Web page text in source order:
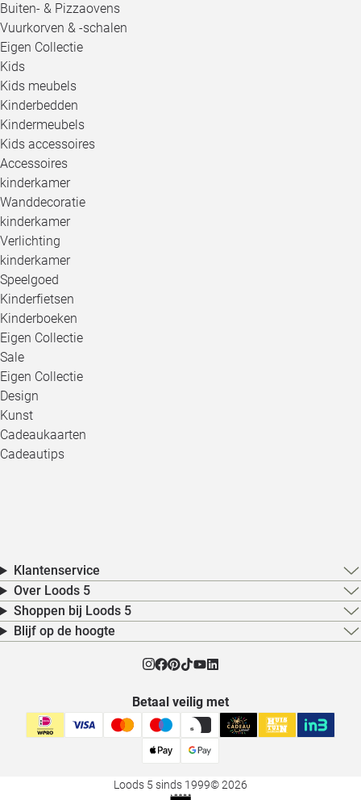
Buiten- & Pizzaovens
Vuurkorven & -schalen
Eigen Collectie
Kids
Kids meubels
Kinderbedden
Kindermeubels
Kids accessoires
Accessoires
kinderkamer
Wanddecoratie
kinderkamer
Verlichting
kinderkamer
Speelgoed
Kinderfietsen
Kinderboeken
Eigen Collectie
Sale
Eigen Collectie
Design
Kunst
Cadeaukaarten
Cadeautips
Klantenservice
Over Loods 5
Shoppen bij Loods 5
Blijf op de hoogte
Betaal veilig met
Loods 5 sinds 1999© 2026